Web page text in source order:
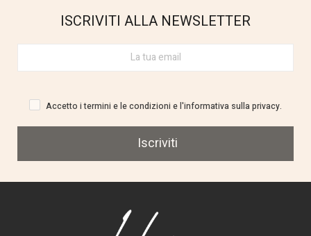
ISCRIVITI ALLA NEWSLETTER
Iscriviti
Accetto i termini e le condizioni e l'informativa sulla privacy.